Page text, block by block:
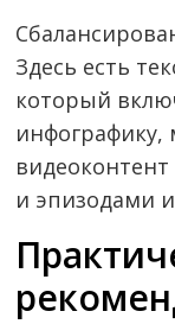
Здесь есть
который
и эпизодами